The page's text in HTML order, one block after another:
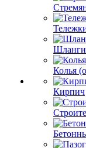
Шланги
Колья
Кирпич